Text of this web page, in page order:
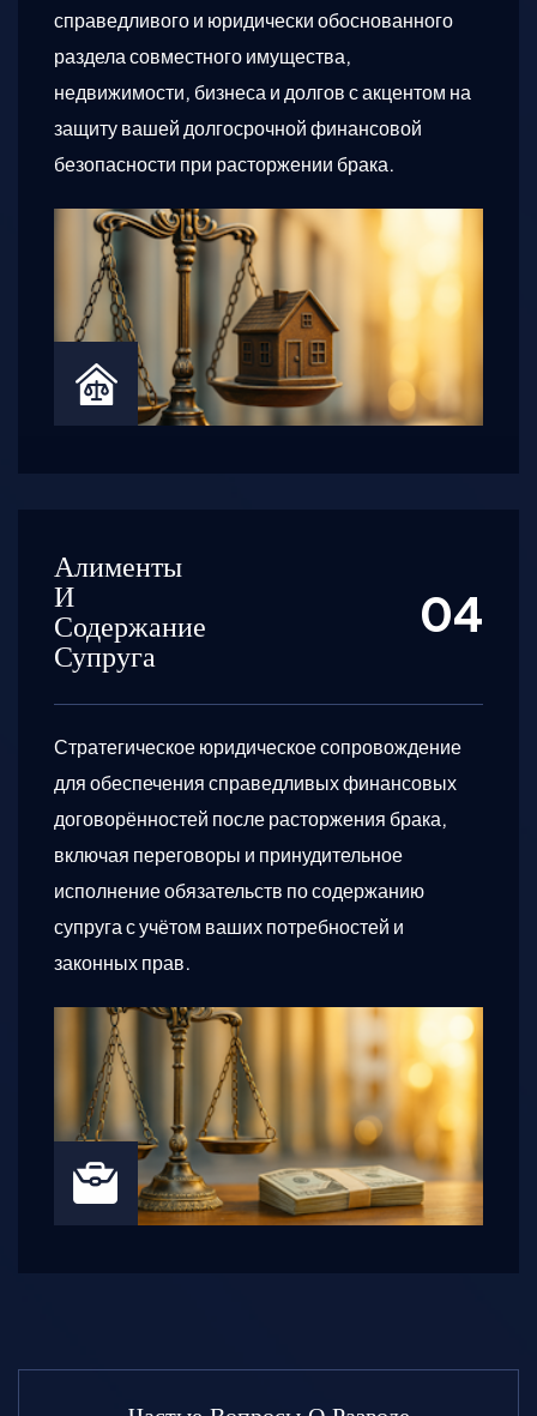
справедливого и юридически обоснованного
раздела совместного имущества,
недвижимости, бизнеса и долгов с акцентом на
защиту вашей долгосрочной финансовой
безопасности при расторжении брака.
Алименты
И
Содержание
Супруга
Стратегическое юридическое сопровождение
для обеспечения справедливых финансовых
договорённостей после расторжения брака,
включая переговоры и принудительное
исполнение обязательств по содержанию
супруга с учётом ваших потребностей и
законных прав.